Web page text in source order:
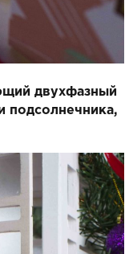
и насыщенный
двухфазный
подсолнечника,